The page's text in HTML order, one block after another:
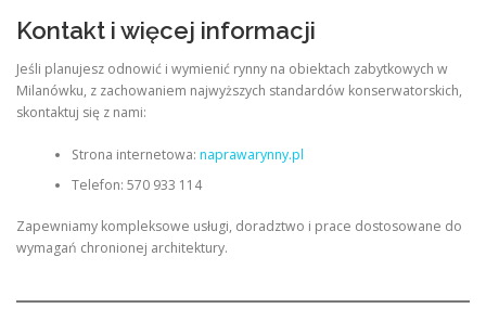
Kontakt i więcej informacji
Jeśli planujesz odnowić i wymienić rynny na obiektach zabytkowych w
Milanówku, z zachowaniem najwyższych standardów konserwatorskich,
skontaktuj się z nami:
Strona internetowa: naprawarynny.pl
Telefon: 570 933 114
Zapewniamy kompleksowe usługi, doradztwo i prace dostosowane do
wymagań chronionej architektury.